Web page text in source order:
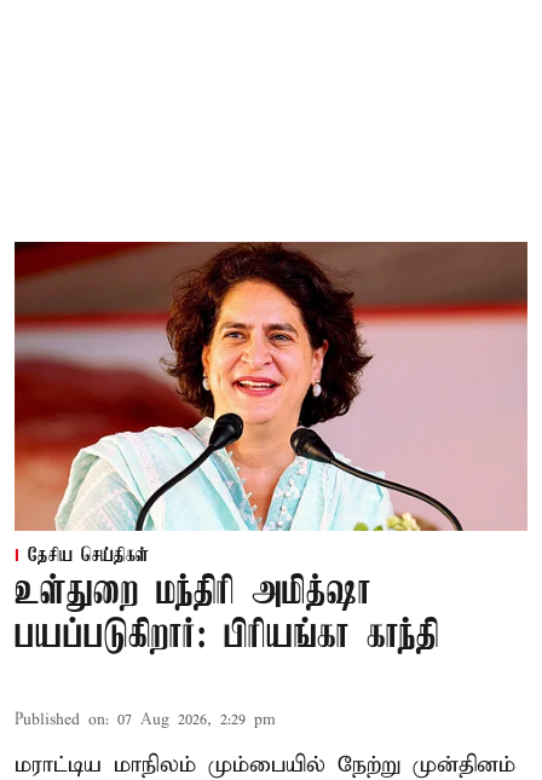
தேசிய செய்திகள்
உள்துறை மந்திரி அமித்ஷா
பயப்படுகிறார்: பிரியங்கா காந்தி
Published on: 07 Aug 2026, 2:29 pm
மராட்டிய மாநிலம் மும்பையில் நேற்று முன்தினம்